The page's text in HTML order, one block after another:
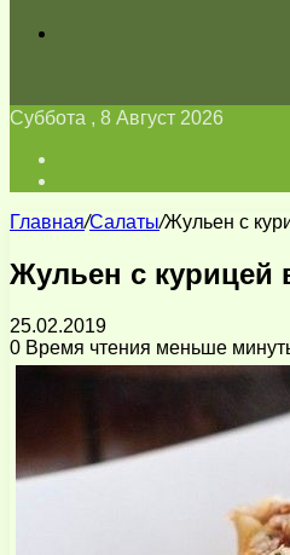
Суббота , 8 Август 2026
Главная/Салаты/Жульен с
Жульен с курицей
25.02.2019
0 Время чтения меньше